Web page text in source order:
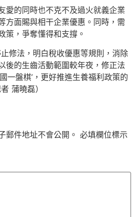
愛的同時也不克不及過火就義企業
方面賜與相干企業優惠。同時，需
策，爭奪懂得和支撐。
修法，明白稅收優惠等規則，消除
後的生齒活動範圍較年夜，修正法
一盤棋’，更好推進生養福利政策的
蒲曉磊）
郵件地址不會公開。 必填欄位標示